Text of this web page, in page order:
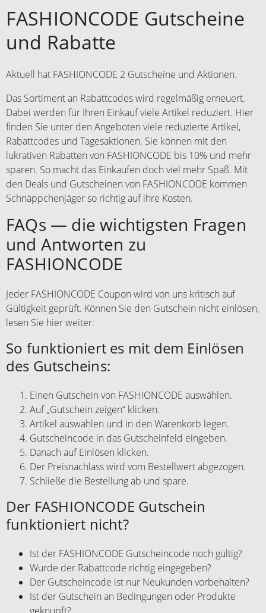
FASHIONCODE Gutscheine
und Rabatte
Aktuell hat FASHIONCODE 2 Gutscheine und Aktionen.
Das Sortiment an Rabattcodes wird regelmäßig erneuert.
Dabei werden für Ihren Einkauf viele Artikel reduziert. Hier
finden Sie unter den Angeboten viele reduzierte Artikel,
Rabattcodes und Tagesaktionen. Sie können mit den
lukrativen Rabatten von FASHIONCODE bis 10% und mehr
sparen. So macht das Einkaufen doch viel mehr Spaß. Mit
den Deals und Gutscheinen von FASHIONCODE kommen
Schnäppchenjäger so richtig auf ihre Kosten.
FAQs — die wichtigsten Fragen
und Antworten zu
FASHIONCODE
Jeder FASHIONCODE Coupon wird von uns kritisch auf
Gültigkeit geprüft. Können Sie den Gutschein nicht einlösen,
lesen Sie hier weiter:
So funktioniert es mit dem Einlösen
des Gutscheins:
Einen Gutschein von FASHIONCODE auswählen.
Auf „Gutschein zeigen“ klicken.
Artikel auswählen und in den Warenkorb legen.
Gutscheincode in das Gutscheinfeld eingeben.
Danach auf Einlösen klicken.
Der Preisnachlass wird vom Bestellwert abgezogen.
Schließe die Bestellung ab und spare.
Der FASHIONCODE Gutschein
funktioniert nicht?
Ist der FASHIONCODE Gutscheincode noch gültig?
Wurde der Rabattcode richtig eingegeben?
Der Gutscheincode ist nur Neukunden vorbehalten?
Ist der Gutschein an Bedingungen oder Produkte
geknüpft?